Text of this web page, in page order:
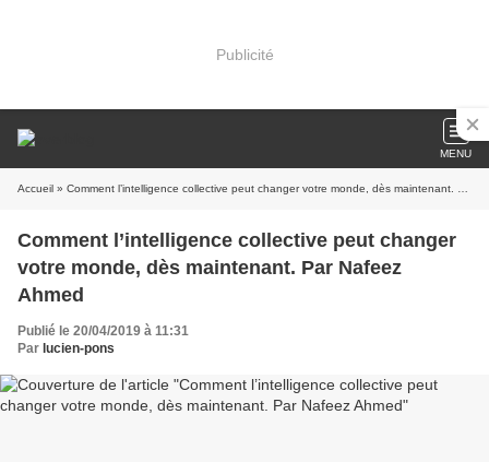
Publicité
MENU
Accueil » Comment l’intelligence collective peut changer votre monde, dès maintenant. Par Nafeez Ahmed
Comment l’intelligence collective peut changer
votre monde, dès maintenant. Par Nafeez
Ahmed
Publié le 20/04/2019 à 11:31
Par lucien-pons